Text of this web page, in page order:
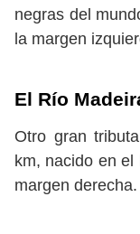
negras del
la margen
El Río
Otro gran
km, nacido en el
margen derecha.